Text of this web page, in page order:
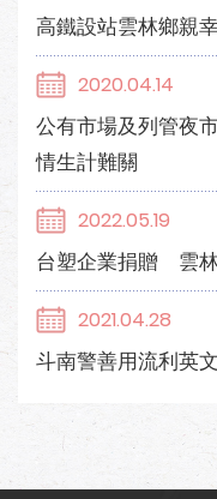
高鐵設站雲林鄉親
2020.04.14
公有市場及列管夜
情生計難關
2022.05.19
台塑企業捐贈 雲
2021.04.28
斗南警善用流利英